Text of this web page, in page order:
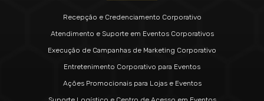
Recepção e Credenciamento Corporativo
Atendimento e Suporte em Eventos Corporativos
Execução de Campanhas de Marketing Corporativo
Entretenimento Corporativo para Eventos
Ações Promocionais para Lojas e Eventos